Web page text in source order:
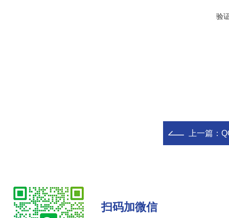
验
上一篇：
扫码加微信